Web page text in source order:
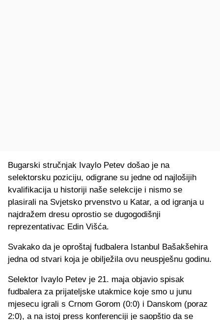
Bugarski stručnjak Ivaylo Petev došao je na
selektorsku poziciju, odigrane su jedne od najlošijih
kvalifikacija u historiji naše selekcije i nismo se
plasirali na Svjetsko prvenstvo u Katar, a od igranja u
najdražem dresu oprostio se dugogodišnji
reprezentativac Edin Višća.
Svakako da je oproštaj fudbalera Istanbul Bašakšehira
jedna od stvari koja je obilježila ovu neuspješnu godinu.
Selektor Ivaylo Petev je 21. maja objavio spisak
fudbalera za prijateljske utakmice koje smo u junu
mjesecu igrali s Crnom Gorom (0:0) i Danskom (poraz
2:0), a na istoj press konferenciji je saopštio da se